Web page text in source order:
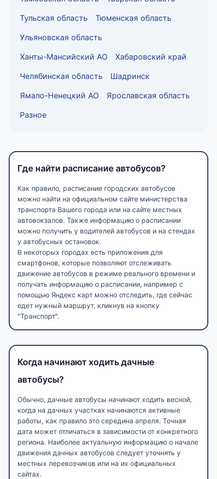
Тульская область
Тюменская область
Ульяновская область
Ханты-Мансийский АО
Хабаровский край
Челябинская область
Шадринск
Ямало-Ненецкий АО
Ярославская область
Разное
Где найти расписание автобусов?
Как правило, расписание городских автобусов
можно найти на официальном сайте министерства
транспорта Вашего города или на сайте местных
автовокзалов. Также информацию о расписании
можно получить у водителей автобусов и на стендах
у автобусных остановок.
В некоторых городах есть приложения для
смартфонов, которые позволяют отслеживать
движение автобусов в режиме реального времени и
получать информацию о расписании, например с
помощью Яндекс карт можно отследить, где сейчас
едет нужный маршрут, кликнув на кнопку
"Транспорт".
Когда начинают ходить дачные
автобусы?
Обычно, дачные автобусы начинают ходить весной,
когда на дачных участках начинаются активные
работы, как правило это середина апреля. Точная
дата может отличаться в зависимости от конкретного
региона. Наиболее актуальную информацию о начале
движения дачных автобусов следует уточнять у
местных перевозчиков или на их официальных
сайтах.